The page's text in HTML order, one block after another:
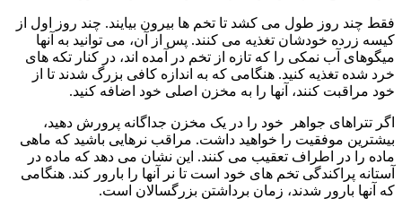
فقط چند روز طول می کشد تا تخم ها بیرون بیایند. چند روز اول از
کیسه زرده خودشان تغذیه می کنند. پس از آن، می توانید به آنها
میگوهای آب نمکی را که تازه از تخم در آمده اند، در کنار تکه های
خرد شده تغذیه کنید. هنگامی که به اندازه کافی بزرگ شدند تا از
خود مراقبت کنند، آنها را به مخزن اصلی خود اضافه کنید.
اگر تتراهای جواهر خود را در یک مخزن جداگانه پرورش دهید،
بیشترین موفقیت را خواهید داشت. مراقب نرهایی باشید که ماهی
ماده را در اطراف تعقیب می کنند. این نشان می دهد که ماده در
آستانه پراکندگی تخم های خود است تا نر آنها را بارور کند. هنگامی
که آنها بارور شدند، زمان برداشتن بزرگسالان است.